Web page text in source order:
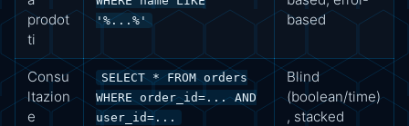
prodot
ti
'%...%'
based
Consu
ltazion
e
SELECT * FROM orders
WHERE order_id=... AND
user_id=...
Blind
(boolean/time)
, stacked